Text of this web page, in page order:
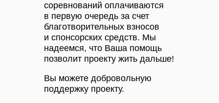
соревнований оплачиваются
в первую очередь за счет
благотворительных взносов
и спонсорских средств. Мы
надеемся, что Ваша помощь
позволит проекту жить дальше!
Вы можете добровольную
поддержку проекту.